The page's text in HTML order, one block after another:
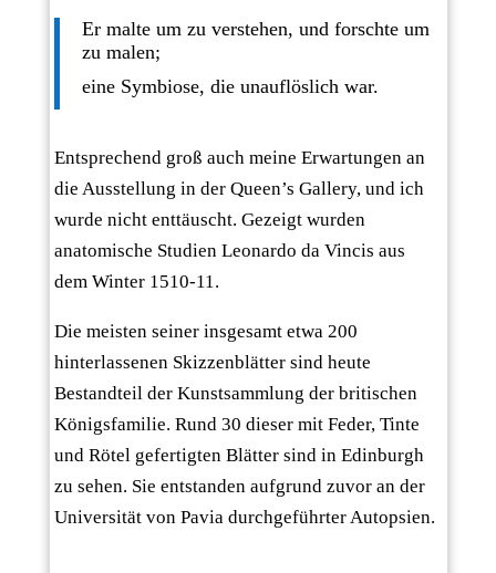
Er malte um zu verstehen, und forschte um
zu malen;
eine Symbiose, die unauflöslich war.
Entsprechend groß auch meine Erwartungen an
die Ausstellung in der Queen’s Gallery, und ich
wurde nicht enttäuscht. Gezeigt wurden
anatomische Studien Leonardo da Vincis aus
dem Winter 1510-11.
Die meisten seiner insgesamt etwa 200
hinterlassenen Skizzenblätter sind heute
Bestandteil der Kunstsammlung der britischen
Königsfamilie. Rund 30 dieser mit Feder, Tinte
und Rötel gefertigten Blätter sind in Edinburgh
zu sehen. Sie entstanden aufgrund zuvor an der
Universität von Pavia durchgeführter Autopsien.